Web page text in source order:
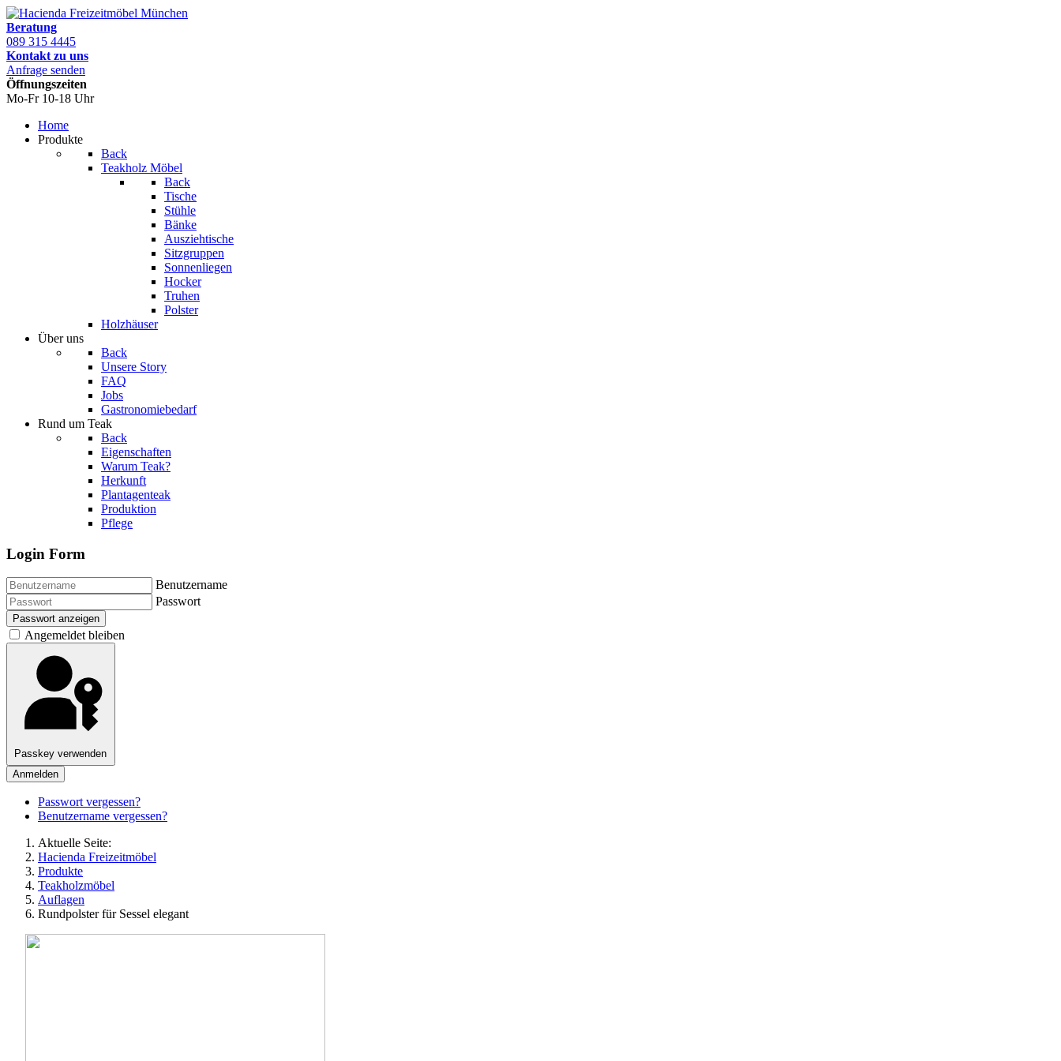
Beratung
089 315 4445
Kontakt zu uns
Anfrage senden
Öffnungszeiten
Mo-Fr 10-18 Uhr
Home
Produkte
Back
Teakholz Möbel
Back
Tische
Stühle
Bänke
Ausziehtische
Sitzgruppen
Sonnenliegen
Hocker
Truhen
Polster
Holzhäuser
Über uns
Back
Unsere Story
FAQ
Jobs
Gastronomiebedarf
Rund um Teak
Back
Eigenschaften
Warum Teak?
Herkunft
Plantagenteak
Produktion
Pflege
Login Form
Benutzername
Passwort
Passwort anzeigen
Angemeldet bleiben
Passkey verwenden
Anmelden
Passwort vergessen?
Benutzername vergessen?
Aktuelle Seite:
Hacienda Freizeitmöbel
Produkte
Teakholzmöbel
Auflagen
Rundpolster für Sessel elegant